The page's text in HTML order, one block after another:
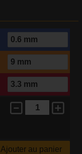
Ajouter au panier